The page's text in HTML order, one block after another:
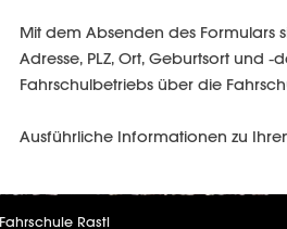
Mit dem Absenden des Formulars
Adresse, PLZ, Ort, Geburtsort und
Fahrschulbetriebs über die
Ausführliche Informationen zu
Rastl